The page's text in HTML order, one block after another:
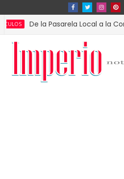
De la Pasarela Local a la Corona